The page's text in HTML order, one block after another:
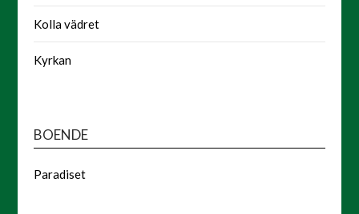
Kolla vädret
Kyrkan
BOENDE
Paradiset